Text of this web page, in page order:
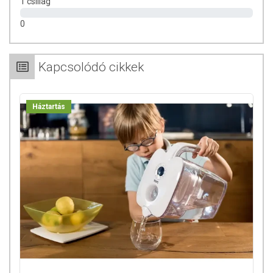
állítva tárolandó.
0
Kapcsolódó cikkek
Háztartás